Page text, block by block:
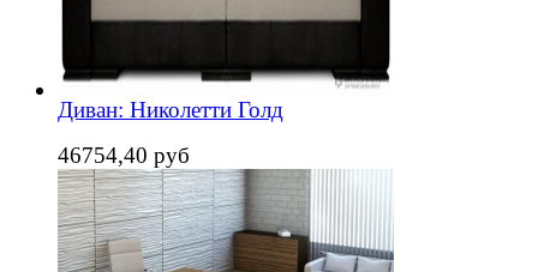
Диван: Николетти Голд
46754,40 руб